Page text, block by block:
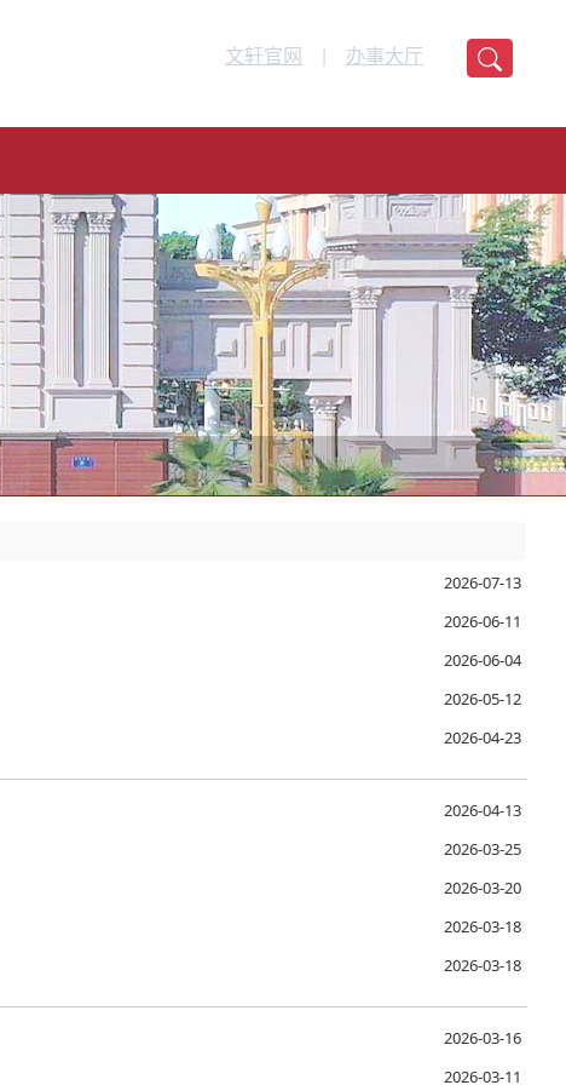
2026-07-13
2026-06-11
2026-06-04
2026-05-12
2026-04-23
2026-04-13
2026-03-25
2026-03-20
2026-03-18
2026-03-18
2026-03-16
2026-03-11
文轩官网 | 办事大厅